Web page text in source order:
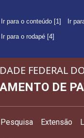
Ir para o conteúdo [1] Ir
Ir para o rodapé [4]
FEDERAL
DE
Pesquisa Extensão